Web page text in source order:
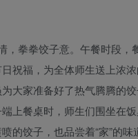
，拳拳饺子意。午餐时段，
祝福，为全体师生送上浓
大家准备好了热气腾腾的
上餐桌时，师生们围坐在
的饺子，也品尝着“家”的